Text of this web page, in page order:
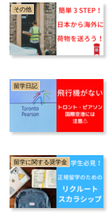
その他
留学日記
留学に関する奨学金